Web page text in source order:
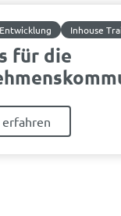
Entwicklung Inhouse
für die